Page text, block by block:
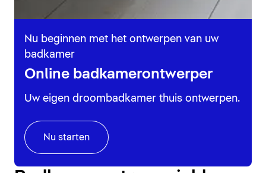
Nu beginnen met het ontwerpen van uw
badkamer
Online badkamerontwerper
Uw eigen droombadkamer thuis ontwerpen.
Nu starten